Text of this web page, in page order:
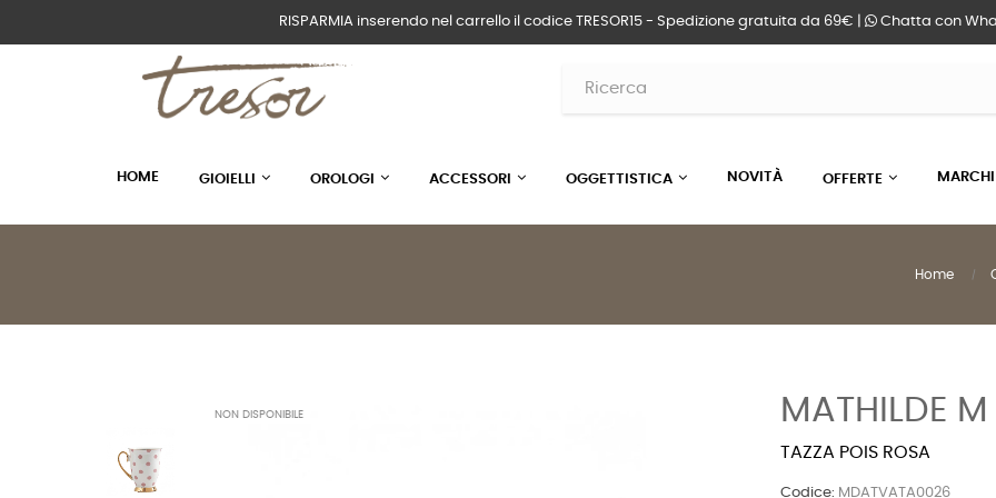
RISPARMIA inserendo nel carrello il codice TRESOR15 - Spedizione gratuita da 69€ | Chatta con
HOME GIOIELLI OROLOGI ACCESSORI OGGETTISTICA NOVITÀ OFFERTE MARCHI
Home
NON DISPONIBILE MATHILDE M
TAZZA POIS ROSA
Codice: MDATVATA0026